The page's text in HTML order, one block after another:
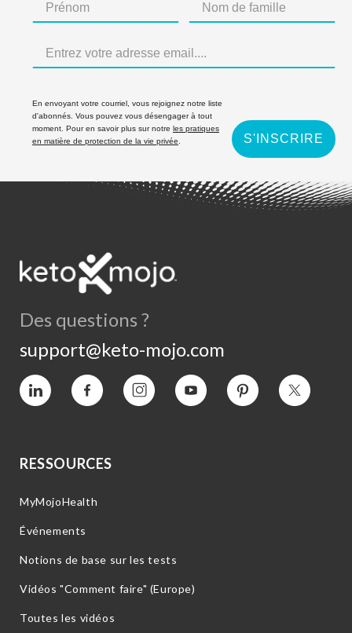
En envoyant votre courriel, vous rejoignez notre liste
d'abonnés. Vous pouvez vous désengager à tout
moment. Pour en savoir plus sur notre les pratiques
en matière de protection de la vie privée
S'INSCRIRE
Des questions ?
support@keto-mojo.com
Vimeo Facebook InstagramYouTube Intérêt Twitter
RESSOURCES
MyMojoHealth
Événements
Notions de base sur les tests
Vidéos "Comment faire" (Europe)
Toutes les vidéos